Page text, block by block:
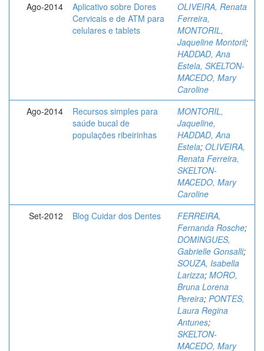
Ago-2014
Aplicativo sobre Dores
Cervicais e de ATM para
celulares e tablets
OLIVEIRA, Renata
Ferreira,
MONTORIL,
Jaqueline Montoril;
HADDAD, Ana
Estela, SKELTON-
MACEDO, Mary
Caroline
Ago-2014
Recursos simples para
saúde bucal de
populações ribeirinhas
MONTORIL,
Jaqueline,
HADDAD, Ana
Estela; OLIVEIRA,
Renata Ferreira,
SKELTON-
MACEDO, Mary
Caroline
Set-2012
Blog Cuidar dos Dentes
FERREIRA,
Fernanda Rosche;
DOMINGUES,
Gabrielle Gonsalli;
SOUZA, Isabella
Larizza; MORO,
Bruna Lorena
Pereira; PONTES,
Laura Regina
Antunes;
SKELTON-
MACEDO, Mary